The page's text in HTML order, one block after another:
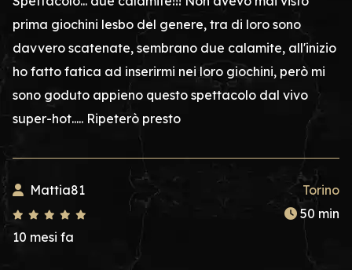
prima giochini lesbo del genere, tra di loro sono
davvero scatenate, sembrano due calamite, all'inizio
ho fatto fatica ad inserirmi nei loro giochini, però mi
sono goduto appieno questo spettacolo dal vivo
super-hot..... Ripeterò presto
Mattia81
10 mesi fa
Torino
50 min